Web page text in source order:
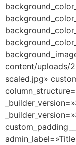
content/uploads/
scaled.jpg»